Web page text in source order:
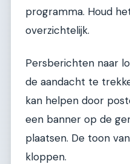
programma. Houd
overzichtelijk.
Persberichten naar
de aandacht te
kan helpen door
een banner op de
plaatsen. De toon
kloppen.